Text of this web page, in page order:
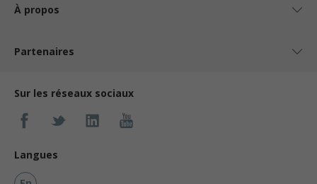
À propos
Partenaires
Sur les réseaux sociaux
Langues